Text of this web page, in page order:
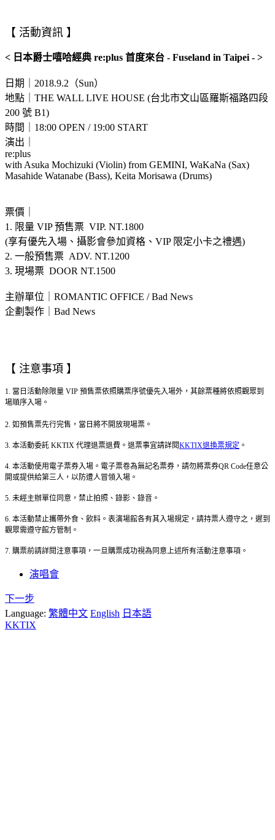
【 活動資訊 】
< 日本爵士嘻哈經典 re:plus 首度來台 - Fuseland in Taipei - >
日期｜2018.9.2（Sun）
地點｜THE WALL LIVE HOUSE (台北市文山區羅斯福路四段
200 號 B1)
時間｜18:00 OPEN / 19:00 START
演出｜
re:plus
with Asuka Mochizuki (Violin) from GEMINI, WaKaNa (Sax)
Masahide Watanabe (Bass), Keita Morisawa (Drums)
票價｜
1. 限量 VIP 預售票 VIP. NT.1800
(享有優先入場、攝影會參加資格、VIP 限定小卡之禮遇)
2. 一般預售票 ADV. NT.1200
3. 現場票 DOOR NT.1500
主辦單位｜ROMANTIC OFFICE / Bad News
企劃製作｜Bad News
【 注意事項 】
1. 當日活動除限量 VIP 預售票依照購票序號優先入場外，其餘票種將依照觀眾到
場順序入場。
2. 如預售票先行完售，當日將不開放現場票。
3. 本活動委託 KKTIX 代理退票退費。退票事宜請詳閱KKTIX退換票規定 。
4. 本活動使用電子票券入場。電子票卷為無記名票券，請勿將票券QR Code任意公
開或提供給第三人，以防遭人冒領入場。
5. 未經主辦單位同意，禁止拍照、錄影、錄音。
6. 本活動禁止攜帶外食、飲料。表演場館各有其入場規定，請持票人遵守之，遲到
觀眾需遵守館方管制。
7. 購票前請詳閱注意事項，一旦購票成功視為同意上述所有活動注意事項。
演唱會
下一步
Language: 繁體中文 English 日本語
KKTIX